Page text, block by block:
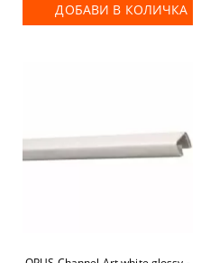
ДОБАВИ В КОЛИЧКА